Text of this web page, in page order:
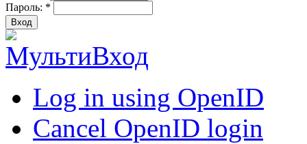
Пароль: *
Log in using OpenID
Cancel OpenID login